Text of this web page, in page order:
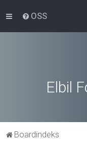
OSS
Elbil
Boardindeks